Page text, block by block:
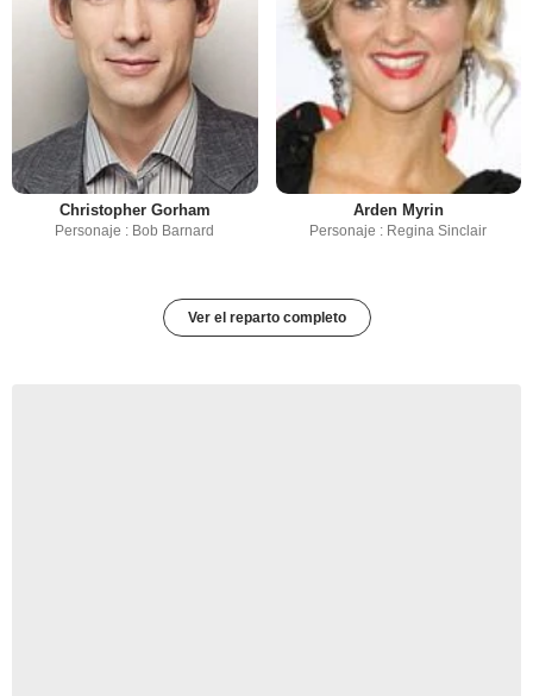
Christopher Gorham
Personaje : Bob Barnard
Arden Myrin
Personaje : Regina Sinclair
Ver el reparto completo